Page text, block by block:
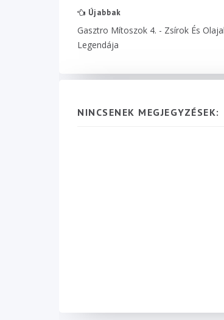
Újabbak
Gasztro Mítoszok 4. - Zsírok És
Legendája
NINCSENEK MEGJEGYZÉSEK: